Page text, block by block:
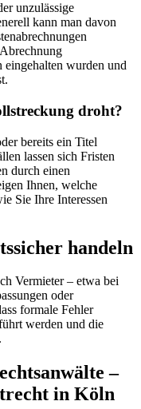
unzulässige
kann man davon
wurden und
droht?
bereits ein Titel
lassen sich Fristen
durch einen
Ihnen, welche
Sie Ihre Interessen
handeln
Vermieter – etwa bei
oder
formale Fehler
werden und die
–
in Köln